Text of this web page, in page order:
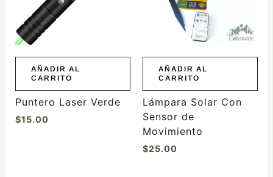
AÑADIR AL
CARRITO
Puntero Laser Verde
$15.00
AÑADIR AL
CARRITO
Lámpara Solar Con
Sensor de
Movimiento
$25.00